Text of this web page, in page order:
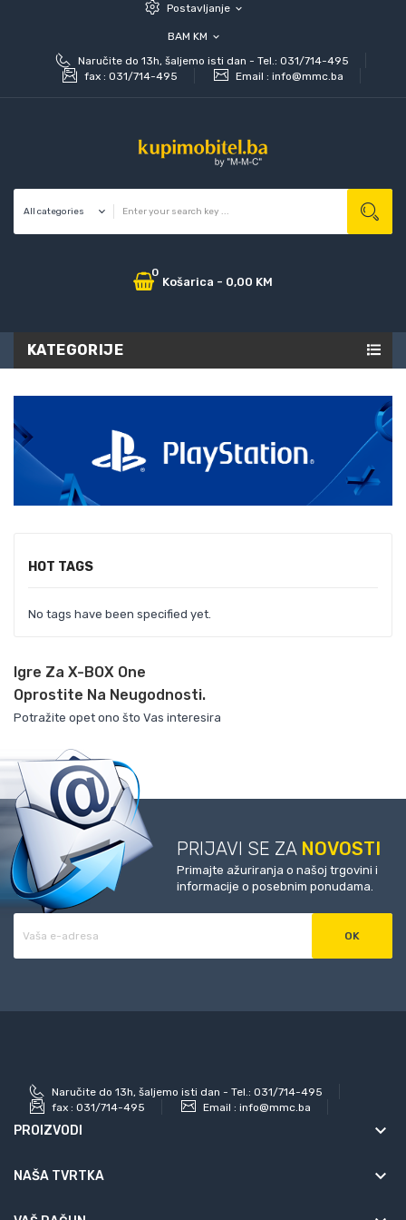
Postavljanje expand_more
BAM KM expand_more
Naručite do 13h, šaljemo isti dan - Tel.: 031/714-495
fax : 031/714-495 Email : info@mmc.ba
Košarica
0
- 0,00 KM
KATEGORIJE
HOT TAGS
No tags have been specified yet.
Igre Za X-BOX One
Oprostite Na Neugodnosti.
Potražite opet ono što Vas interesira
PRIJAVI SE ZA NOVOSTI
Primajte ažuriranja o našoj trgovini i
informacije o posebnim ponudama.
Naručite do 13h, šaljemo isti dan - Tel.: 031/714-495
fax : 031/714-495 Email : info@mmc.ba
PROIZVODI keyboard_arrow_down
NAŠA TVRTKA keyboard_arrow_down